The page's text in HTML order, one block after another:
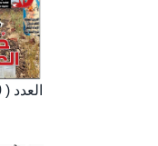
العدد ( 1900)